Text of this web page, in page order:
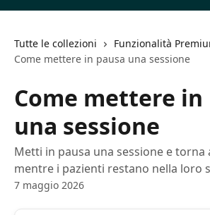
Tutte le collezioni
Funzionalità
Come mettere in pausa una sessione
Come mettere in
una sessione
Metti in pausa una sessione e torna
mentre i pazienti restano nella loro
7 maggio 2026